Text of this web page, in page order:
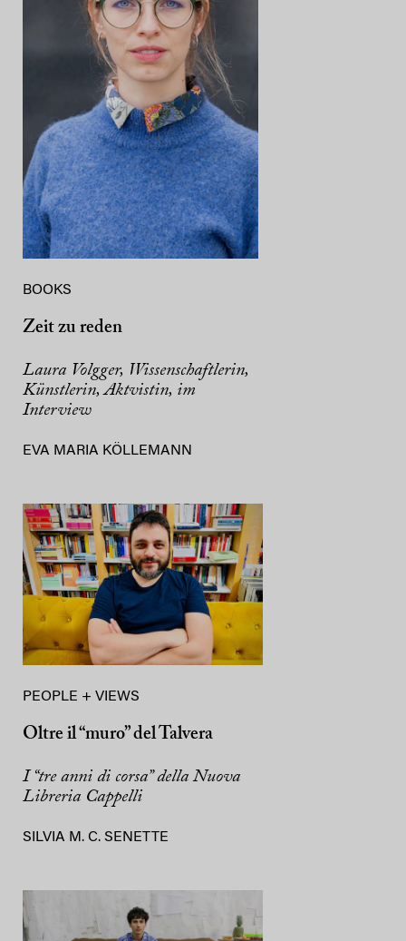
BOOKS
Zeit zu reden
Laura Volgger, Wissenschaftlerin,
Künstlerin, Aktvistin, im
Interview
EVA MARIA KÖLLEMANN
PEOPLE + VIEWS
Oltre il “muro” del Talvera
I “tre anni di corsa” della Nuova
Libreria Cappelli
SILVIA M. C. SENETTE